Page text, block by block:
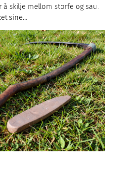
å skilje mellom storfe og sau.
sine…